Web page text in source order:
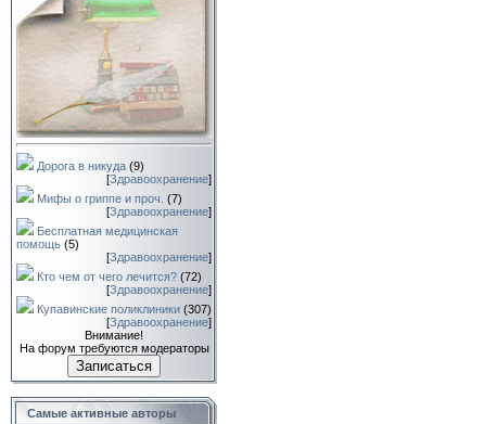
Дорога в никуда (9)
[Здравоохранение]
Мифы о гриппе и проч. (7)
[Здравоохранение]
Бесплатная медицинская
помощь (5)
[Здравоохранение]
Кто чем от чего лечится? (72)
[Здравоохранение]
Купавинские поликлиники (307)
[Здравоохранение]
Внимание!
На форум требуются модераторы
Записаться
Самые активные авторы